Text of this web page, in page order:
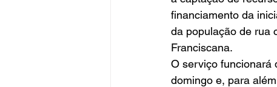
financiamento da
da população de rua
Franciscana.
O serviço funcionará
domingo e, para